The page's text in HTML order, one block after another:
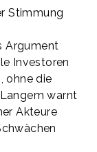
Stimmung
Argument
Investoren
ohne die
warnt
Akteure